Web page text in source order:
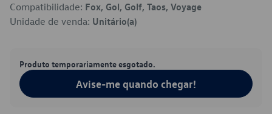
Compatibilidade: Fox, Gol, Golf, Taos, Voyage
Unidade de venda: Unitário(a)
Produto temporariamente esgotado.
Avise-me quando chegar!